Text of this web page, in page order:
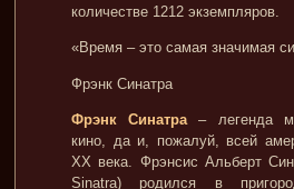
количестве 1212 экземпляров.
«Время – это самая значимая
Фрэнк Синатра
Фрэнк Синатра – легенда
кино, да и, пожалуй, всей
XX века. Фрэнсис Альберт
Sinatra) родился в